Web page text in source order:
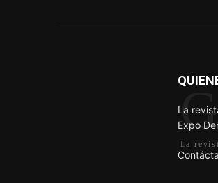
La
La
Expo